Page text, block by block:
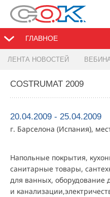
ГЛАВНОЕ
ЛЕНТА НОВОСТЕЙ
COSTRUMAT 2009
20.04.2009 - 25.04.2009
г. Барселона (Испания),
Напольные покрытия,
санитарные товары,
для ванных, оборудование
и